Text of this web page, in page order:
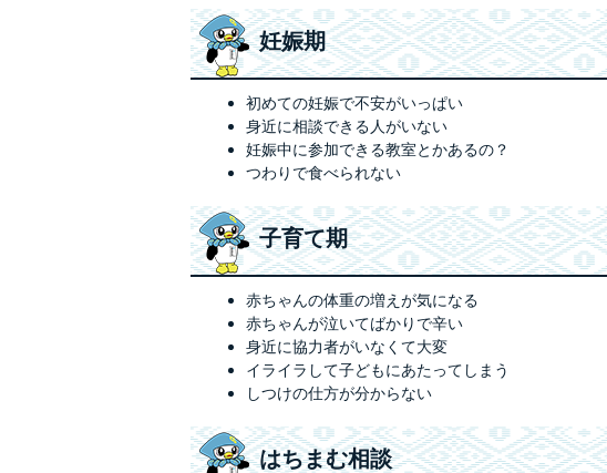
妊娠期
初めての妊娠で不安がいっぱい
身近に相談できる人がいない
妊娠中に参加できる教室とかあるの？
つわりで食べられない
子育て期
赤ちゃんの体重の増えが気になる
赤ちゃんが泣いてばかりで辛い
身近に協力者がいなくて大変
イライラして子どもにあたってしまう
しつけの仕方が分からない
はちまむ相談